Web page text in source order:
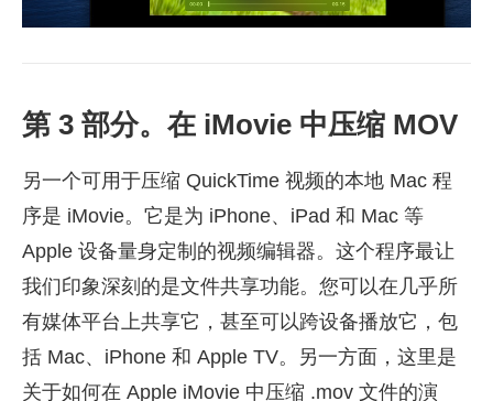
第 3 部分。在 iMovie 中压缩 MOV
另一个可用于压缩 QuickTime 视频的本地 Mac 程
序是 iMovie。它是为 iPhone、iPad 和 Mac 等
Apple 设备量身定制的视频编辑器。这个程序最让
我们印象深刻的是文件共享功能。您可以在几乎所
有媒体平台上共享它，甚至可以跨设备播放它，包
括 Mac、iPhone 和 Apple TV。另一方面，这里是
关于如何在 Apple iMovie 中压缩 .mov 文件的演